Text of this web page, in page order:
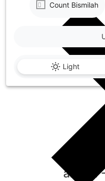
Count Bismilah
Light
al-Lail